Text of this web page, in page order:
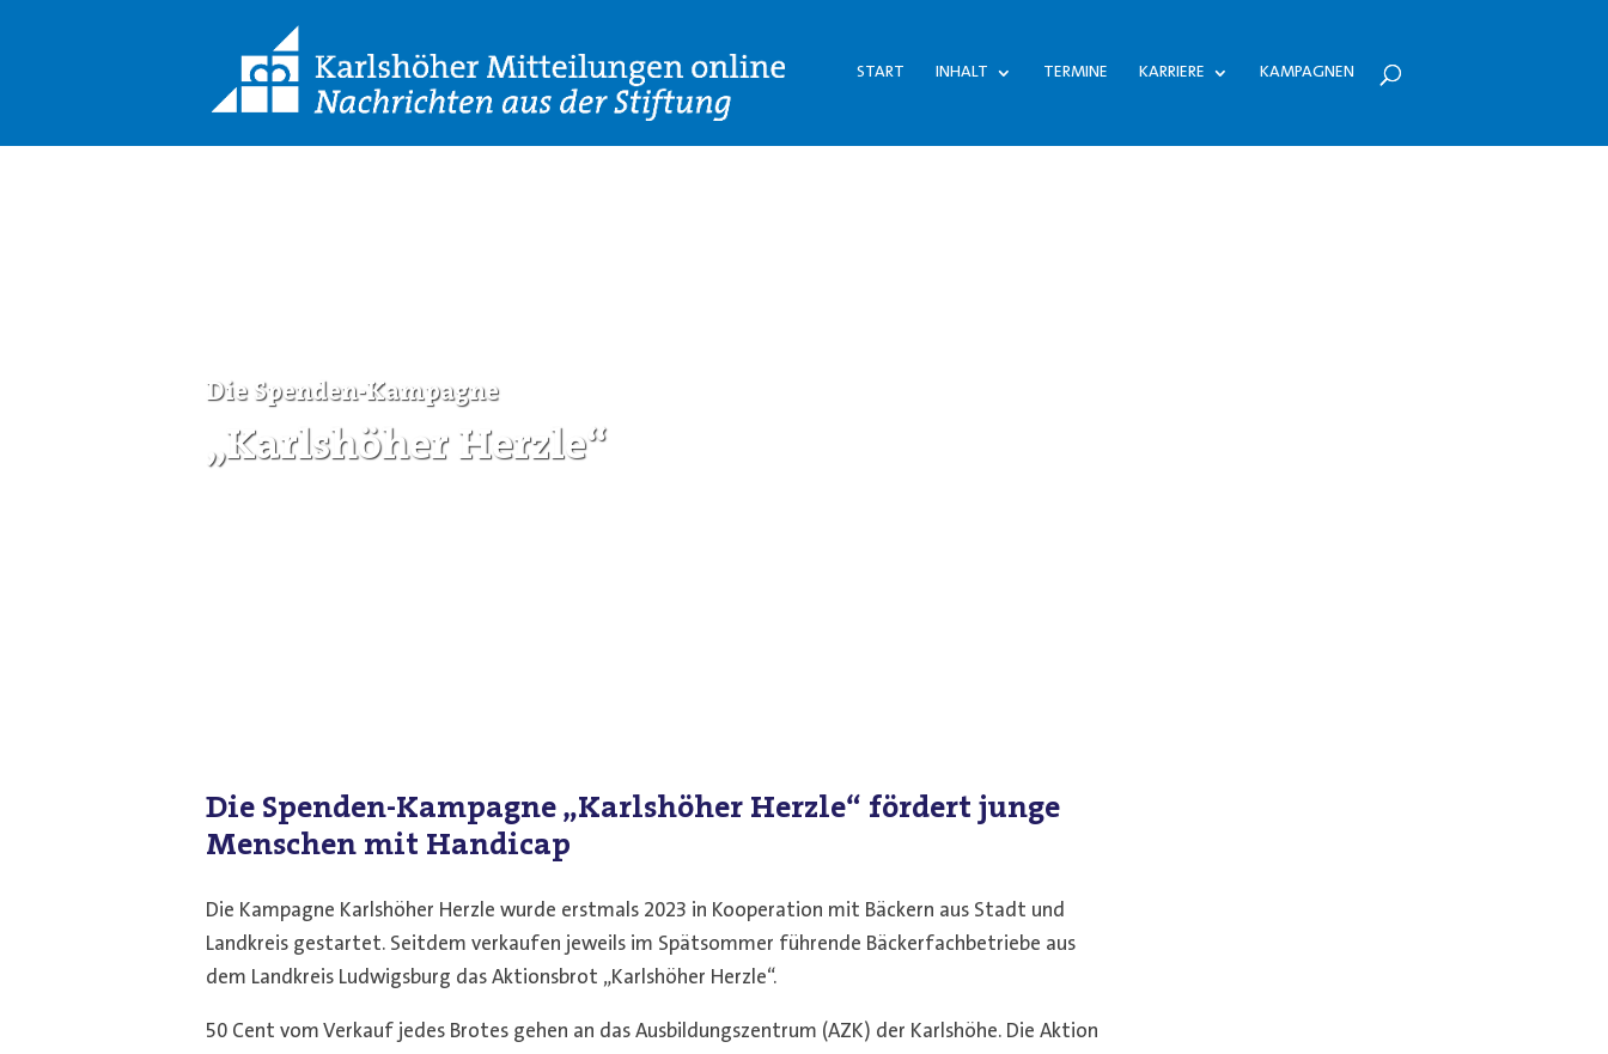
START INHALT TERMINE KARRIERE KAMPAGNEN
Die Spenden-Kampagne
„Karlshöher Herzle“
Die Spenden-Kampagne„Karlshöher Herzle“ fördert junge
Menschen mit Handicap
Die Kampagne Karlshöher Herzle wurde erstmals 2023 in Kooperation mit Bäckern aus Stadt und
Landkreis gestartet. Seitdem verkaufen jeweils im Spätsommer führende Bäckerfachbetriebe aus
dem Landkreis Ludwigsburg das Aktionsbrot „Karlshöher Herzle“.
50 Cent vom Verkauf jedes Brotes gehen an das Ausbildungszentrum (AZK) der Karlshöhe. Die Aktion